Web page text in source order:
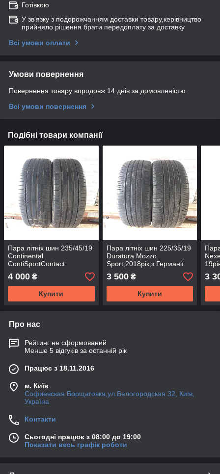
Готівкою
У зв'язку з подорожчанням доставки товару,керівництво
прийняло рішення брати передоплату за доставку
Всі умови оплати
Умови повернення
Повернення товару впродовж 14 днів за домовленістю
Всі умови повернення
Подібні товари компанії
Пара літніх шин 235/45/19
Continental
ContiSportContact
5,2017рік,з Германії без
пробігу по Україні
4 000 ₴
Купити
Пара літніх шин 225/35/19
Duratura Mozzo
Sport,2018рік,з Германії
без пробігу по Україні
3 500₴
Купити
3
Про нас
Рейтинг не сформований
Менше 5 відгуків за останній рік
Працює з 18.11.2016
м. Київ
Софиевская Борщаговка,ул.Белогородская 32, Київ,
Україна
Контакти
Сьогодні працює з 08:00 до 19:00
Показати весь графік роботи